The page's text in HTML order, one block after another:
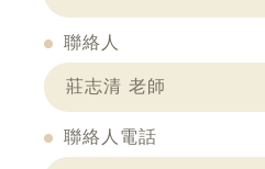
聯絡人
莊志清 老師
聯絡人電話